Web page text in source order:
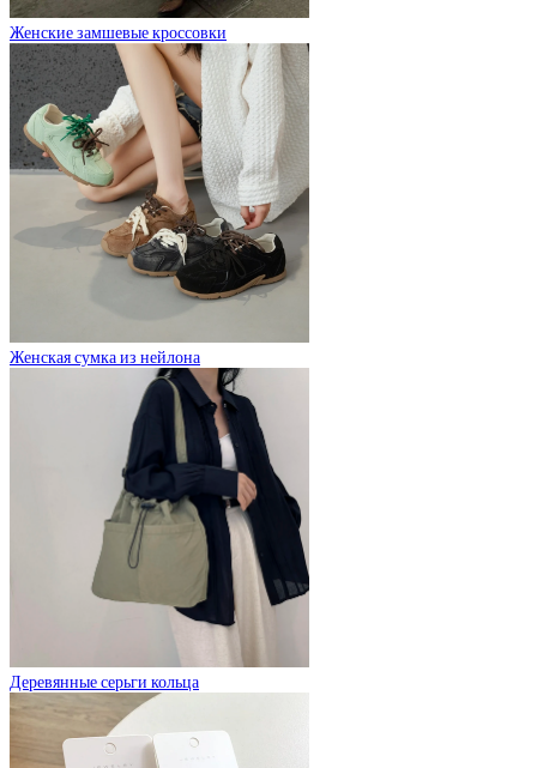
Женские замшевые кроссовки
Женская сумка из нейлона
Деревянные серьги кольца